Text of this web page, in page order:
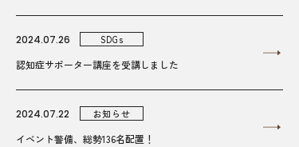
2024.07.26 SDGs
認知症サポーター講座を受講しました
2024.07.22 お知らせ
イベント警備、総勢136名配置！